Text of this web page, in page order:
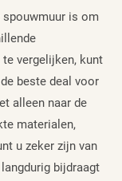
spouwmuur is om
vergelijken, kunt
beste deal voor
alleen naar de
materialen,
u zeker zijn van
bijdraagt